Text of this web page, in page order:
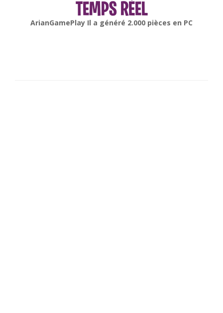
TEMPS RÉEL
gonsabellaIl a généré6.000pièces enAndroid